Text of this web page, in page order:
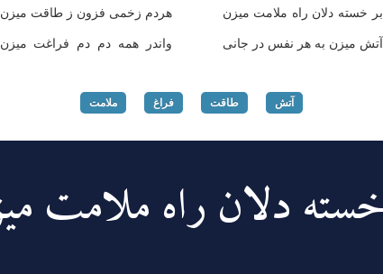
بر خسته دلان راه ملامت میزن هردم زخمی فزون ز طاقت میزن
آتش میزن به هر نفس در جانی واندر همه دم دم فراغت میزن
آتش طاقت فراغ ملامت